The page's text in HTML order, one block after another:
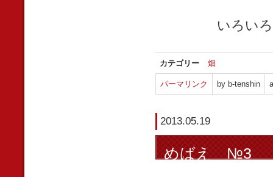
いろい
カテゴリー 畑
パーマリンク by b-tenshin
2013.05.19
めばえ №3